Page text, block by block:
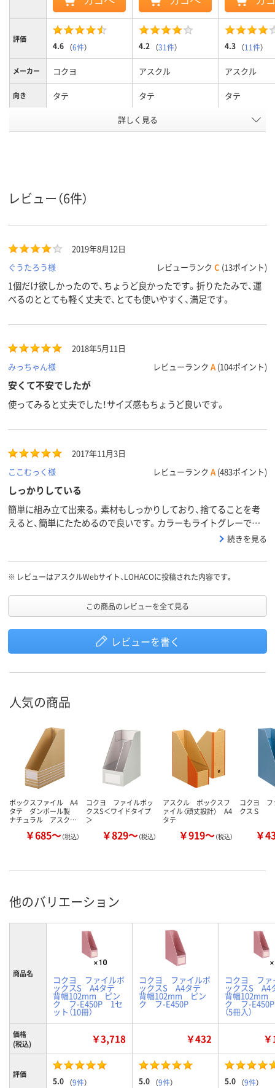
評価
4.6 （6件） 4.2 （31件） 4.3 （11件）
メーカー コクヨ アスクル アスクル
向き タテ タテ タテ
103
カラーグ
ループ
グレー系
詳しく見る
レビュー（6件）
2019年8月12日
ぐうたろう様
レビューランク C (13ポイント)
1個だけ欲しかったので、ちょうど良かったです。折りたたみで、運
べるのととても軽く丈夫で、とても使いやすく、満足です。
2018年5月11日
みっちゃん様
レビューランク A (104ポイント)
安くて不安でしたが
使ってみると丈夫でした！サイズ感もちょうど良いです。
2017年11月3日
ここむっく様
レビューランク A (483ポイント)
しっかりしている
簡単に組み立て出来る。素材もしっかりしており、捨てることを考
えると、簡単にたためるので良いです。カラーもライトグレーで
続きを見る
※ レビューはアスクルWebサイト、LOHACOに投稿された内容です。
この商品のレビューを全て見る
レビューを書く
人気の商品
ボックスファイル A4
タテ ダンボール製
ナチュラル アスク…
￥685～（税込）
コクヨ ファイルボッ
クスS＜ワイドタイプ
＞
￥829～（税込）
アスクル ボックスフ
ァイル〈頑丈設計〉 A4
タテ
￥919～（税込）
コクヨ フ
クスＳ
￥
他のバリエーション
商品名
コクヨ ファイルボ
ックスS A4タテ
背幅102mm ピン
ク フ-E450P 1セ
ット（10冊）
コクヨ ファイルボ
ックスS A4タテ
背幅102mm ピン
ク フ-E450P
コクヨ ファ
ックスS
背幅102mm
ク フ-
（5冊入）
価格
(税込)
￥3,718 ￥432
評価
5.0 （9件） 5.0 （9件） 5.0 （9件）